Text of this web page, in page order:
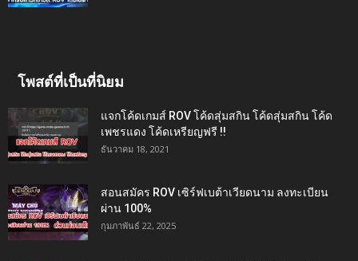
โพสต์ที่เป็นที่นิยม
แจกโค้ดเกมส์ ROV โค้ดสุ่มสกิน โค้ดสุ่มสกิน โค้ด
เพชรแดง โค้ดเหรียญฟรี !!
ธันวาคม 18, 2021
สอนสมัคร ROV เซิร์ฟเบต้าเวียดนาม ลงทะเบียน
ผ่าน 100%
กุมภาพันธ์ 22, 2025